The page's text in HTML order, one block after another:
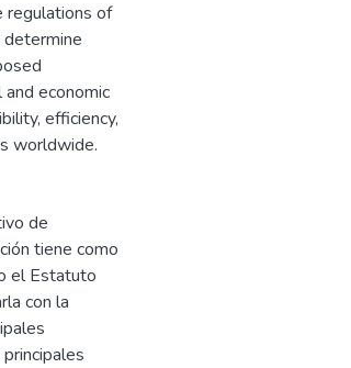
regulations of
economic
efficiency,
worldwide.
de
tiene como
el Estatuto
con la